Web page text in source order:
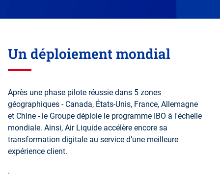
Un déploiement mondial
Après une phase pilote réussie dans 5 zones
géographiques - Canada, États-Unis, France, Allemagne
et Chine - le Groupe déploie le programme IBO à l'échelle
mondiale. Ainsi, Air Liquide accélère encore sa
transformation digitale au service d’une meilleure
expérience client.
.